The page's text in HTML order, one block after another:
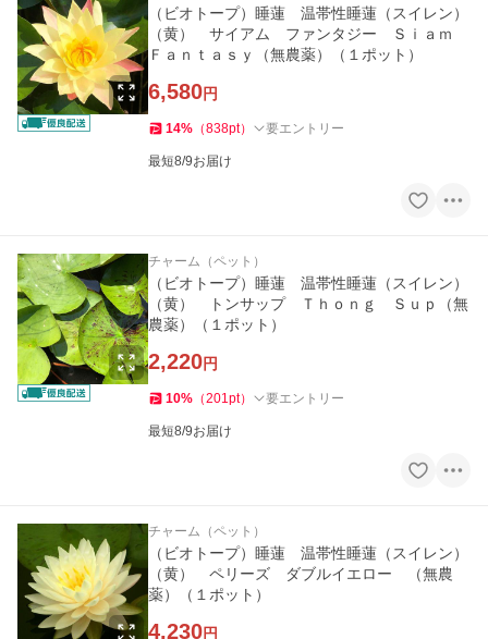
（ビオトープ）睡蓮 温帯性睡蓮（スイレン）
（黄） サイアム ファンタジー Ｓｉａｍ
Ｆａｎｔａｓｙ（無農薬）（１ポット）
6,580円
14% （838pt） 要エントリー
最短8/9お届け
チャーム（ペット）
（ビオトープ）睡蓮 温帯性睡蓮（スイレン）
（黄） トンサップ Ｔｈｏｎｇ Ｓｕｐ（無
農薬）（１ポット）
2,220円
10% （201pt） 要エントリー
最短8/9お届け
チャーム（ペット）
（ビオトープ）睡蓮 温帯性睡蓮（スイレン）
（黄） ペリーズ ダブルイエロー （無農
薬）（１ポット）
4,230円